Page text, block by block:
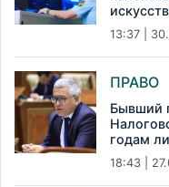
13:37 |
ПРАВО
Бывший
годам
18:43 |